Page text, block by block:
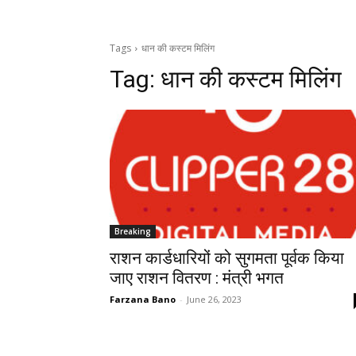
Tags धान की कस्टम मिलिंग
Tag: धान की कस्टम मिलिंग
Breaking
राशन कार्डधारियों को सुगमता पूर्वक किया
जाए राशन वितरण : मंत्री भगत
Farzana Bano - June 26, 2023